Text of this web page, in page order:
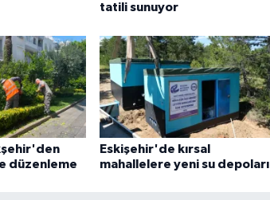
tatili sunuyor
düzenleme
Eskişehir'de kırsal
mahallelere yeni su depoları